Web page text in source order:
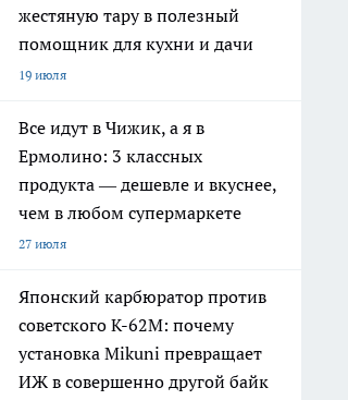
жестяную тару в полезный
помощник для кухни и дачи
19 июля
Все идут в Чижик, а я в
Ермолино: 3 классных
продукта — дешевле и вкуснее,
чем в любом супермаркете
27 июля
Японский карбюратор против
советского К-62М: почему
установка Mikuni превращает
ИЖ в совершенно другой байк